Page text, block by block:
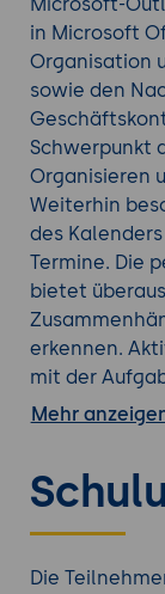
in Microsoft
Organisation
sowie den
Schwerpunkt
Organisieren
Weiterhin
des
Termine. Die
bietet
erkennen.
mit der
Strukturierte
Tauchen Sie
aus
Mehr
Die